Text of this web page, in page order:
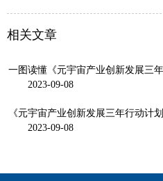
相关文章
一图读懂《元宇宙产业创新发展三
2023-09-08
《元宇宙产业创新发展三年行动计
2023-09-08